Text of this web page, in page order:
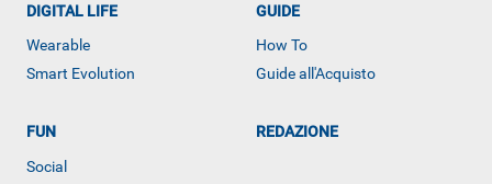
DIGITAL LIFE
Wearable
Smart Evolution
GUIDE
How To
Guide all'Acquisto
FUN
Social
REDAZIONE